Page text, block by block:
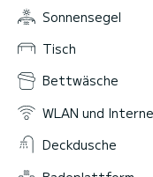
Sonnensegel
Tisch
Bettwäsche
WLAN und
Deckdusche